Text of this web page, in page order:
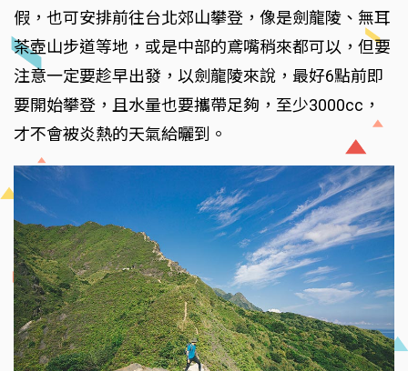
假，也可安排前往台北郊山攀登，像是劍龍陵、無耳
茶壺山步道等地，或是中部的鳶嘴稍來都可以，但要
注意一定要趁早出發，以劍龍陵來說，最好6點前即
要開始攀登，且水量也要攜帶足夠，至少3000cc，
才不會被炎熱的天氣給曬到。